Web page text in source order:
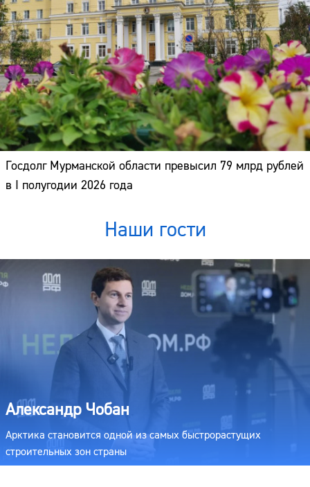
Госдолг Мурманской области превысил 79 млрд рублей
в I полугодии 2026 года
Наши гости
Александр Чобан
Арктика становится одной из самых быстрорастущих
строительных зон страны